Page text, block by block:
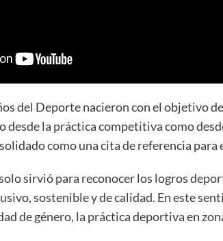
del Deporte nacieron con el objetivo
la práctica competitiva como
como una cita de referencia
sirvió para reconocer los logros
sostenible y de calidad. En este
de género, la práctica deportiva en